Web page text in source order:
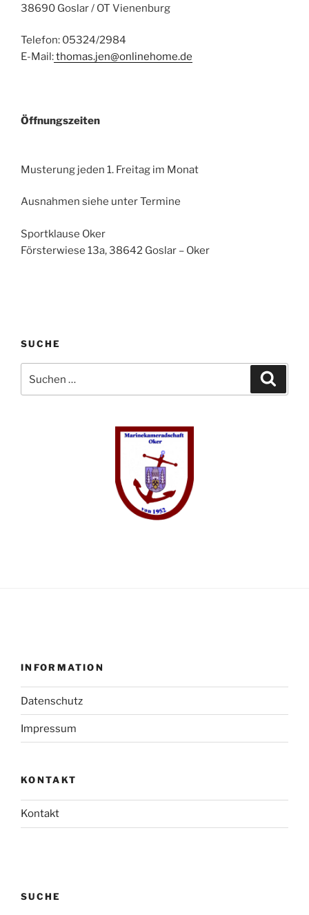
38690 Goslar / OT Vienenburg
Telefon: 05324/2984
E-Mail:thomas.jen@onlinehome.de
Öffnungszeiten
Musterung jeden 1. Freitag im Monat
Ausnahmen siehe unter Termine
Sportklause Oker
Försterwiese 13a, 38642 Goslar – Oker
SUCHE
nach:
INFORMATION
Datenschutz
Impressum
KONTAKT
Kontakt
SUCHE